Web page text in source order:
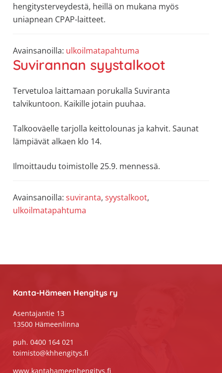
hengitysterveydestä, heillä on mukana myös
uniapnean CPAP-laitteet.
Avainsanoilla: ulkoilmatapahtuma
Suvirannan syystalkoot
Tervetuloa laittamaan porukalla Suviranta
talvikuntoon. Kaikille jotain puuhaa.
Talkooväelle tarjolla keittolounas ja kahvit. Saunat
lämpiävät alkaen klo 14.
Ilmoittaudu toimistolle 25.9. mennessä.
Avainsanoilla: suviranta, syystalkoot,
ulkoilmatapahtuma
Kanta-Hämeen Hengitys ry
Asentajantie 13
13500 Hämeenlinna
puh. 0400 164 021
toimisto@khhengitys.fi
www.kantahameenhengitys.fi